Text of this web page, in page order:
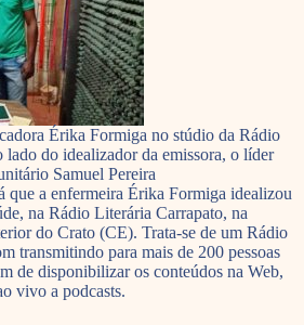
Érika Formiga no stúdio da Rádio
lado do idealizador da emissora, o líder
Samuel Pereira
que a enfermeira Érika Formiga idealizou
na Rádio Literária Carrapato, na
do Crato (CE). Trata-se de um Rádio
transmitindo para mais de 200 pessoas
de disponibilizar os conteúdos na Web,
vivo a podcasts.